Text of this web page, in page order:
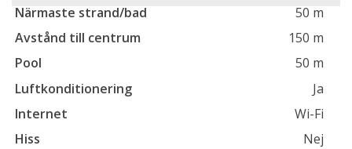
Närmaste strand/bad
50 m
Avstånd till centrum
150 m
Pool
50 m
Luftkonditionering
Ja
Internet
Wi-Fi
Hiss
Nej